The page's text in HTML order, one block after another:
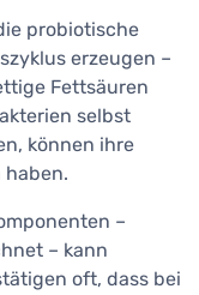
probiotische
erzeugen –
Fettsäuren
selbst
können ihre
haben.
–
– kann
oft, dass bei